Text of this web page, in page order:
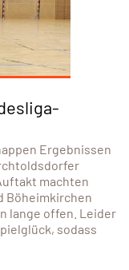
Ergebnissen
machten
Böheimkirchen
lange offen. Leider
sodass